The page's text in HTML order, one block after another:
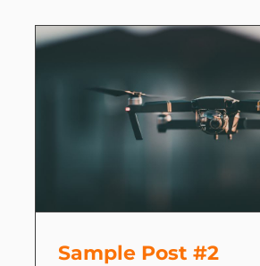
Sample Post #2